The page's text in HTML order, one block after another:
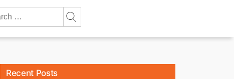
Recent Posts